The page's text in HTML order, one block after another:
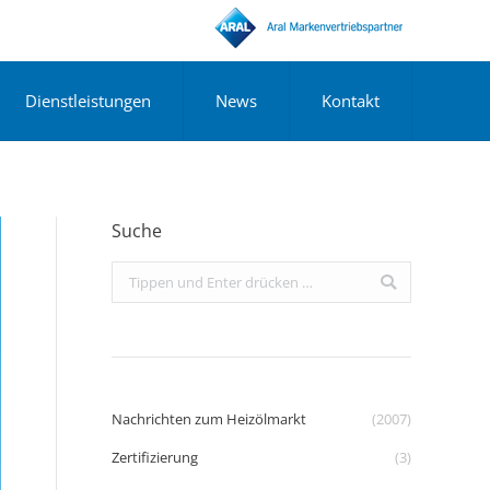
Dienstleistungen News Kontakt
Suche
Search:
Nachrichten zum Heizölmarkt
(2007)
Zertifizierung
(3)